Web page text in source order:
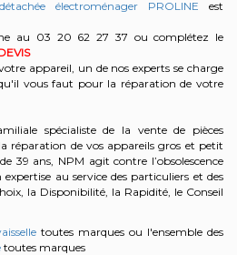
électroménager PROLINE est
au 03 20 62 27 37 ou complétez le
appareil, un de nos experts se charge
vous faut pour la réparation de votre
spécialiste de la vente de pièces
réparation de vos appareils gros et petit
39 ans, NPM agit contre l’obsolescence
au service des particuliers et des
la Disponibilité, la Rapidité, le Conseil
toutes marques ou l'ensemble des
toutes marques